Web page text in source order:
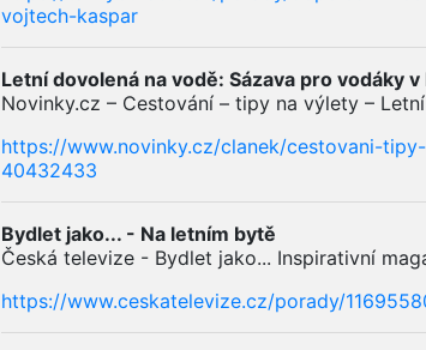
vojtech-kaspar
Letní dovolená na vodě: Sázava pro vodáky
Novinky.cz – Cestování – tipy na výlety –
https://www.novinky.cz/clanek/cestovani-
40432433
Bydlet jako... - Na letním bytě
Česká televize - Bydlet jako... Inspirativní
https://www.ceskatelevize.cz/porady/